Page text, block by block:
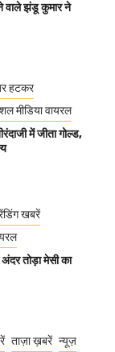
झंडू कुमार ने
हटकर
मीडिया वायरल
में जीता गोल्ड,
खबरें
तोड़ा मेसी का
ताज़ा ख़बरें न्यूज़